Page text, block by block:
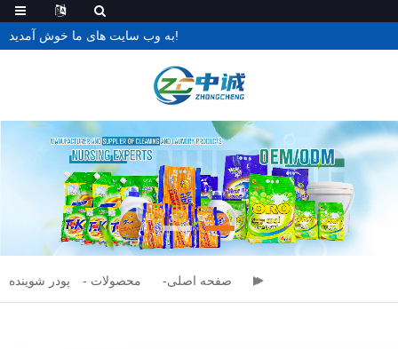
به وب سایت های ما خوش آمدید!
صفحه اصلی محصولات پودر شوینده